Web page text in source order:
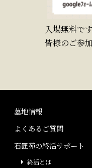
入場無料で
皆様のご参
墓地情報
よくあるご質問
石匠苑の終活サポート
終活とは